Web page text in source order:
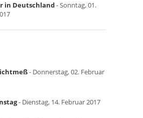
in Deutschland- Sonntag, 01.
- Donnerstag, 02. Februar
- Dienstag, 14. Februar 2017